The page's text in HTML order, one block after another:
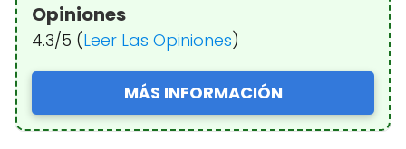
Opiniones
4.3/5 (Leer Las Opiniones)
MÁS INFORMACIÓN